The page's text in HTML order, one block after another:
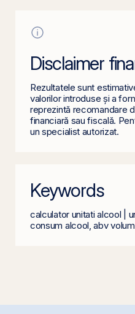
Disclaimer
Rezultatele sunt
valorilor introduse și a
reprezintă recomandare
financiară sau fiscală.
un specialist autorizat.
Keywords
calculator unitati alcool |
consum alcool, abv volum